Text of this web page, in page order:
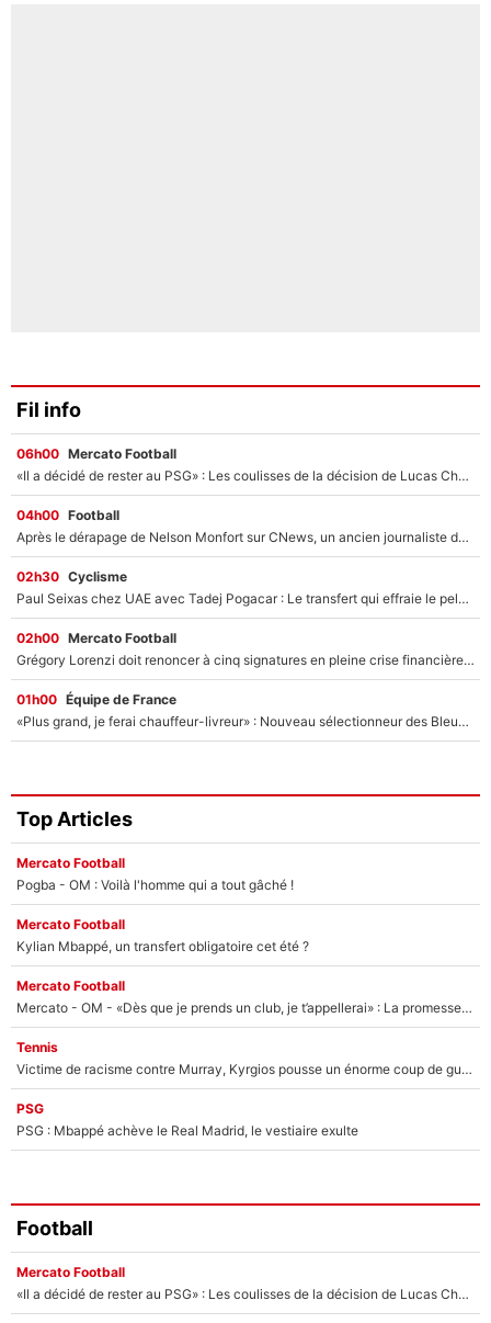
Fil info
06h00 Mercato Football
«Il a décidé de rester au PSG» : Les coulisses de la décision de Lucas Chevalier pour son transfert
04h00 Football
Après le dérapage de Nelson Monfort sur CNews, un ancien journaliste de France Télévisions relance la polémique sur les incendies en Gironde
02h30 Cyclisme
Paul Seixas chez UAE avec Tadej Pogacar : Le transfert qui effraie le peloton, «c’est la pire des choses qui puisse arriver»
02h00 Mercato Football
Grégory Lorenzi doit renoncer à cinq signatures en pleine crise financière : L’IA propose sept noms à l’OM pour un mercato réussi... à seulement 5M€ !
01h00 Équipe de France
«Plus grand, je ferai chauffeur-livreur» : Nouveau sélectionneur des Bleus, Zinédine Zidane s’était imaginé un avenir très différent lorsqu'il était enfant
Top Articles
Mercato Football
Pogba - OM : Voilà l'homme qui a tout gâché !
Mercato Football
Kylian Mbappé, un transfert obligatoire cet été ?
Mercato Football
Mercato - OM - «Dès que je prends un club, je t’appellerai» : La promesse de Marcelino au moment de claquer la porte
Tennis
Victime de racisme contre Murray, Kyrgios pousse un énorme coup de gueule !
PSG
PSG : Mbappé achève le Real Madrid, le vestiaire exulte
Football
Mercato Football
«Il a décidé de rester au PSG» : Les coulisses de la décision de Lucas Chevalier pour son transfert